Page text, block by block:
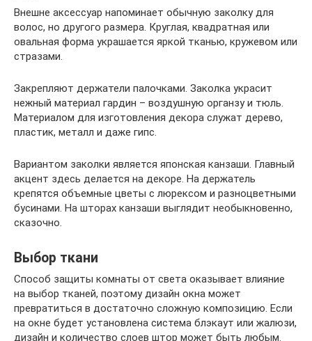
Внешне аксессуар напоминает обычную заколку для
волос, но другого размера. Круглая, квадратная или
овальная форма украшается яркой тканью, кружевом или
стразами.
Закрепляют держатели палочками. Заколка украсит
нежный материал гардин – воздушную органзу и тюль.
Материалом для изготовления декора служат дерево,
пластик, металл и даже гипс.
Вариантом заколки является японская канзаши. Главный
акцент здесь делается на декоре. На держатель
крепятся объемные цветы с люрексом и разноцветными
бусинами. На шторах канзаши выглядит необыкновенно,
сказочно.
Выбор ткани
Способ защиты комнаты от света оказывает влияние
на выбор тканей, поэтому дизайн окна может
превратиться в достаточно сложную композицию. Если
на окне будет установлена система блэкаут или жалюзи,
дизайн и количество слоев штор может быть любым.